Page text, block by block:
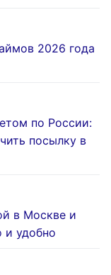
2026 года
по России:
посылку в
в Москве и
и удобно